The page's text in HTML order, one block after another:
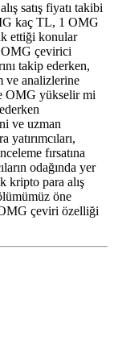
satış fiyatı takibi
kaç TL, 1 OMG
ettiği konular
OMG çevirici
takip ederken,
ve analizlerine
OMG yükselir mi
ve uzman
fırsatına
odağında yer
kripto para alış
öne
çeviri özelliği